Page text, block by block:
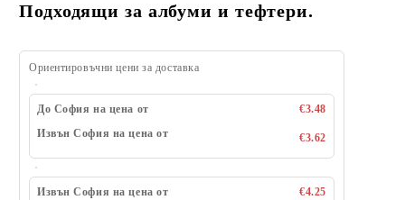
Подходящи за албуми и тефтери.
Ориентировъчни цени за доставка
До София на цена от
€3.48
Извън София на цена от
€3.62
Извън София на цена от
€4.25